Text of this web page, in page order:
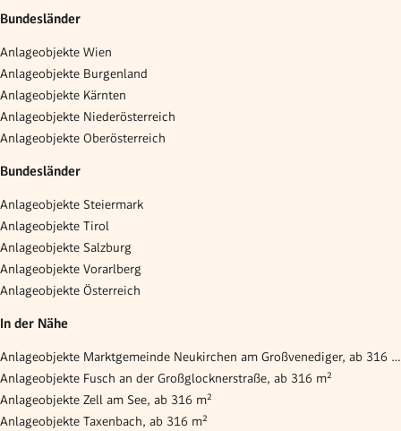
Bundesländer
Anlageobjekte Wien
Anlageobjekte Burgenland
Anlageobjekte Kärnten
Anlageobjekte Niederösterreich
Anlageobjekte Oberösterreich
Bundesländer
Anlageobjekte Steiermark
Anlageobjekte Tirol
Anlageobjekte Salzburg
Anlageobjekte Vorarlberg
Anlageobjekte Österreich
In der Nähe
Anlageobjekte Marktgemeinde Neukirchen am Großvenediger, ab 316 m²
Anlageobjekte Fusch an der Großglocknerstraße, ab 316 m²
Anlageobjekte Zell am See, ab 316 m²
Anlageobjekte Taxenbach, ab 316 m²